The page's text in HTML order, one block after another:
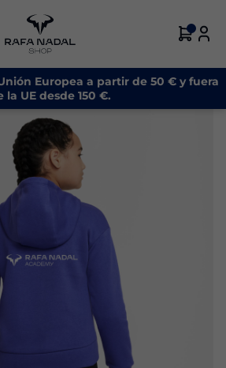
Europea a partir de 50 € y fuera
la UE desde 150 €.